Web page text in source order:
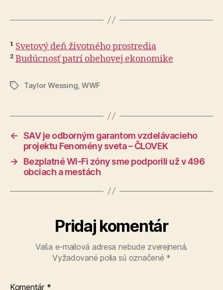
¹ Svetový deň životného prostredia
²Budúcnosť patrí obehovej ekonomike
ZnačkyTaylor Wessing WWF
← SAV je odborným garantom vzdelávacieho
projektu Fenomény sveta – ČLOVEK
→
Bezplatné Wi-Fi zóny sme podporili už v 496
obciach a mestách
Pridaj komentár
Vaša e-mailová adresa nebude zverejnená.
Vyžadované polia sú označené *
Komentár *